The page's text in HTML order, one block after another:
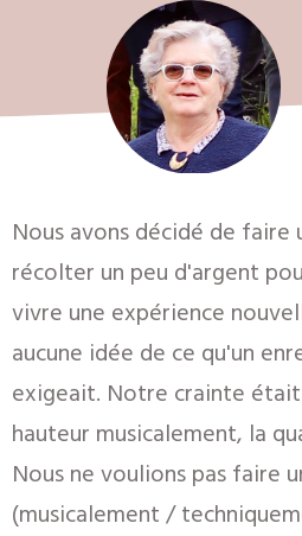
Nous avons décidé de faire
récolter un peu d'argent
vivre une expérience
aucune idée de ce qu'un
exigeait. Notre crainte
hauteur musicalement, la
Nous ne voulions pas faire
(musicalement /